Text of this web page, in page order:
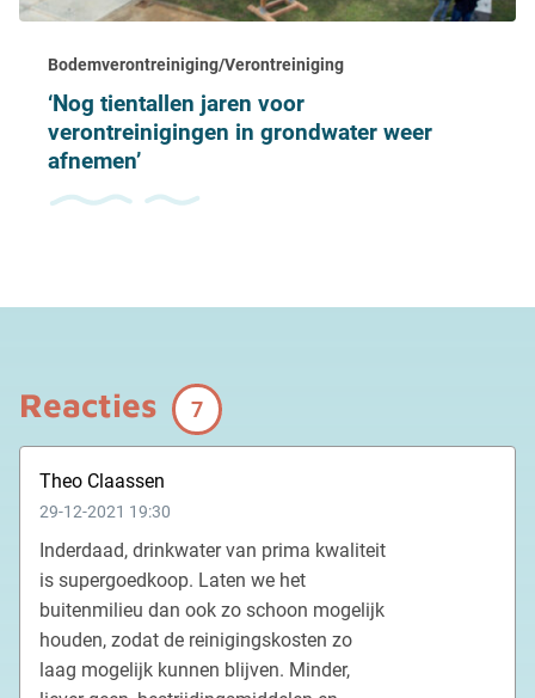
Bodemverontreiniging/Verontreiniging
‘Nog tientallen jaren voor
verontreinigingen in grondwater weer
afnemen’
Reacties 7
Theo Claassen
29-12-2021 19:30
Inderdaad, drinkwater van prima kwaliteit
is supergoedkoop. Laten we het
buitenmilieu dan ook zo schoon mogelijk
houden, zodat de reinigingskosten zo
laag mogelijk kunnen blijven. Minder,